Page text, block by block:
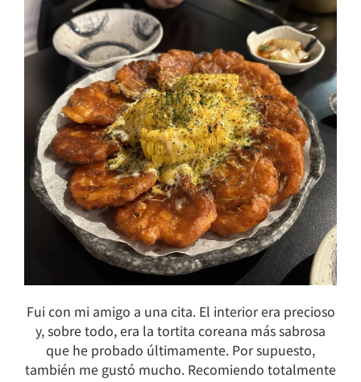
Fui con mi amigo a una cita. El interior era precioso
y, sobre todo, era la tortita coreana más sabrosa
que he probado últimamente. Por supuesto,
también me gustó mucho. Recomiendo totalmente